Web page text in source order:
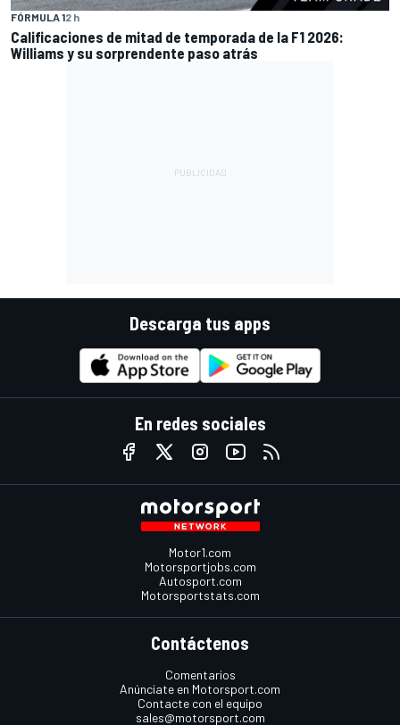
FÓRMULA 12 h
Calificaciones de mitad de temporada de la F1 2026:
Williams y su sorprendente paso atrás
Descarga tus apps
En redes sociales
Motor1.com
Motorsportjobs.com
Autosport.com
Motorsportstats.com
Contáctenos
Comentarios
Anúnciate en Motorsport.com
Contacte con el equipo
sales@motorsport.com